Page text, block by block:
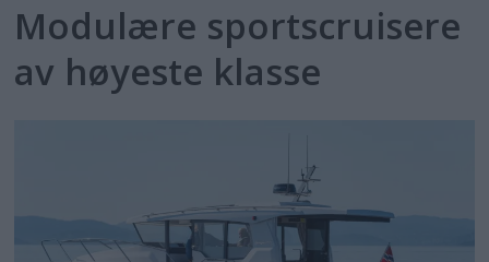
Modulære sportscruisere
av høyeste klasse